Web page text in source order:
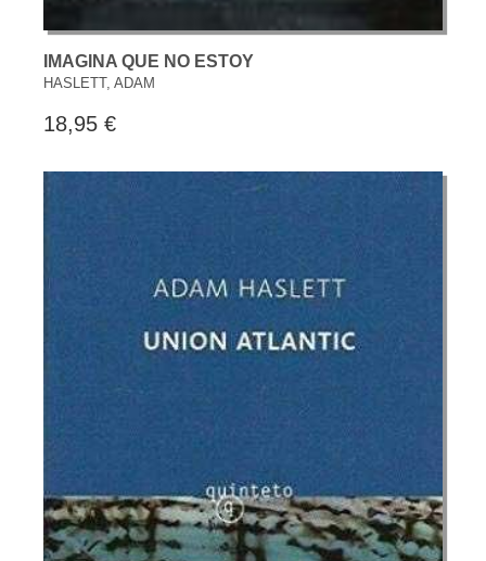
IMAGINA QUE NO ESTOY
HASLETT, ADAM
18,95 €